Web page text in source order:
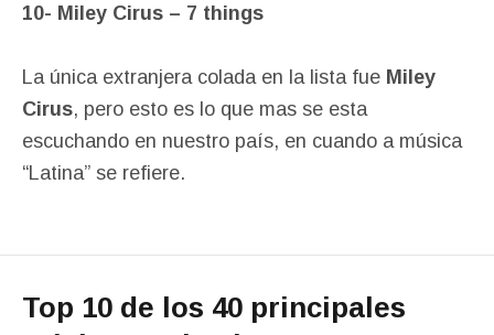
10- Miley Cirus – 7 things
La única extranjera colada en la lista fue Miley
Cirus, pero esto es lo que mas se esta
escuchando en nuestro país, en cuando a música
“Latina” se refiere.
Top 10 de los 40 principales